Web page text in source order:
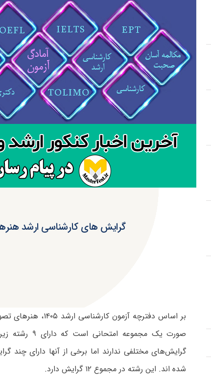
گرایش های کارشناسی ارشد
بر اساس دفترچه
صورت یک
گرایش‌های مختلفی ندارند اما برخی از آنها دارای چند
شده اند. این رشته در مجموع ۱۲ گرایش دارد.